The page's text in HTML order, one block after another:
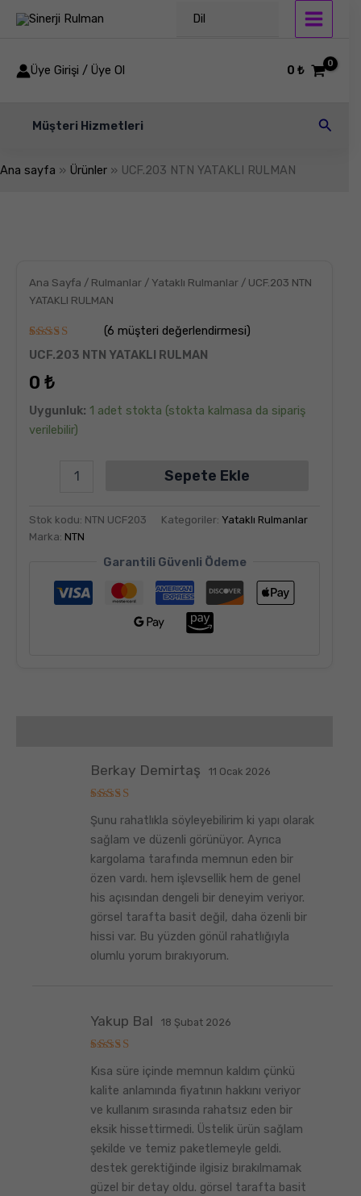
atla
Dil
Üye Girişi / Üye Ol 0₺
Müşteri Hizmetleri Arama
Ana sayfa Ürünler UCF.203 NTN YATAKLI RULMAN
Ana Sayfa / Rulmanlar / Yataklı Rulmanlar / UCF.203 NTN
YATAKLI RULMAN
6
müşteri
puanına
5
5.00puan
aldı
(6 müşteri değerlendirmesi)
UCF.203 NTN YATAKLI RULMAN
0 ₺
Uygunluk: 1 adet stokta (stokta kalmasa da sipariş
verilebilir)
Sepete Ekle
Stok kodu: NTN UCF203 Kategoriler: Yataklı Rulmanlar
Marka: NTN
Garantili Güvenli Ödeme
üzerinden
oy aldı
Berkay Demirtaş 11 Ocak 2026
Şunu rahatlıkla söyleyebilirim ki yapı olarak
sağlam ve düzenli görünüyor. Ayrıca
kargolama tarafında memnun eden bir
özen vardı. hem işlevsellik hem de genel
his açısından dengeli bir deneyim veriyor.
görsel tarafta basit değil, daha özenli bir
hissi var. Bu yüzden gönül rahatlığıyla
olumlu yorum bırakıyorum.
üzerinden
5
oy aldı
Yakup Bal 18 Şubat 2026
Kısa süre içinde memnun kaldım çünkü
kalite anlamında fiyatının hakkını veriyor
ve kullanım sırasında rahatsız eden bir
eksik hissettirmedi. Üstelik ürün sağlam
şekilde ve temiz paketlemeyle geldi.
destek gerektiğinde ilgisiz bırakılmamak
güzel bir detay oldu. görsel tarafta basit